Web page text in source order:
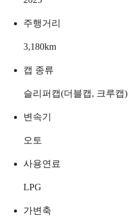
주행거리
3,180km
캡 종류
슬리퍼캡(더블캡, 크루캡)
변속기
오토
사용연료
LPG
가변축